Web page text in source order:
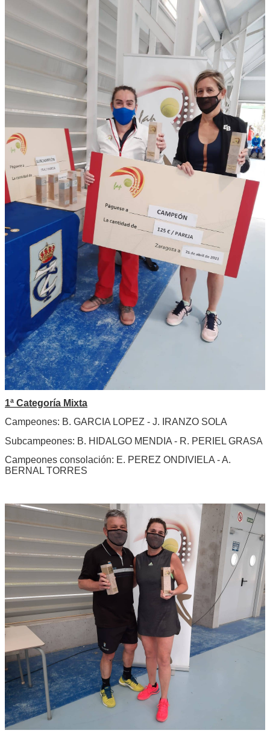
1ª Categoría Mixta
Campeones: B. GARCIA LOPEZ - J. IRANZO SOLA
Subcampeones: B. HIDALGO MENDIA - R. PERIEL GRASA
Campeones consolación: E. PEREZ ONDIVIELA - A.
BERNAL TORRES